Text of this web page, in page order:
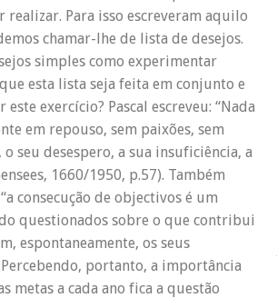
Para isso escreveram aquilo
chamar-lhe de lista de desejos.
simples como experimentar
esta lista seja feita em conjunto e
exercício? Pascal escreveu: “Nada
em repouso, sem paixões, sem
seu desespero, a sua insuficiência, a
1660/1950, p.57). Também
consecução de objectivos é um
questionados sobre o que contribui
espontaneamente, os seus
portanto, a importância
metas a cada ano fica a questão